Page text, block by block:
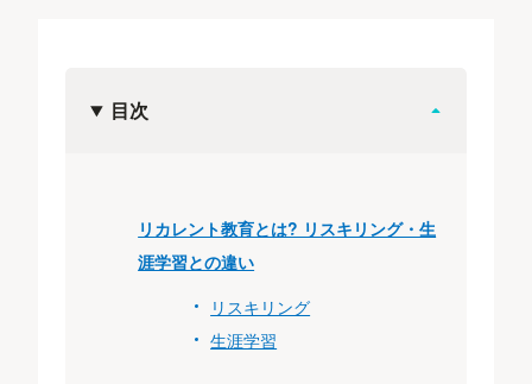
目次
リカレント教育とは? リスキリング・生
涯学習との違い
リスキリング
生涯学習